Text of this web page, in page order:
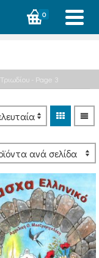
0
Τριωδίου - Page 3